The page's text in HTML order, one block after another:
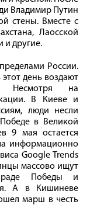
Владимир Путин
стены. Вместе с
Лаосской
и другие.
России.
день воздают
Несмотря на
В Киеве и
люди несли
в Великой
9 мая остается
информационно
Google Trends
массово ищут
Победы и
А в Кишиневе
марш в честь